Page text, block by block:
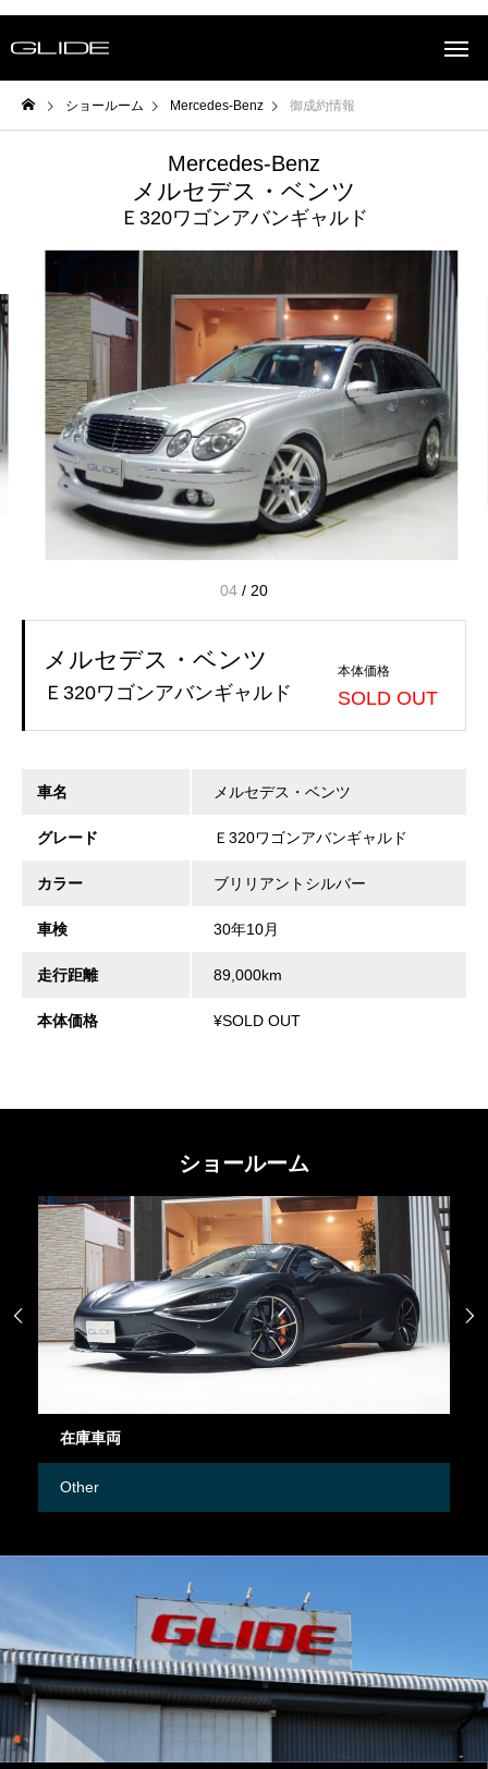
ショールーム Mercedes-Benz 御成約情報
Mercedes-Benz
メルセデス・ベンツ
Ｅ320ワゴンアバンギャルド
04 / 20
メルセデス・ベンツ
Ｅ320ワゴンアバンギャルド
本体価格
SOLD OUT
車名 メルセデス・ベンツ
グレード Ｅ320ワゴンアバンギャルド
カラー ブリリアントシルバー
車検 30年10月
走行距離 89,000km
本体価格 ¥SOLD OUT
ショールーム
在庫車両
Other
 